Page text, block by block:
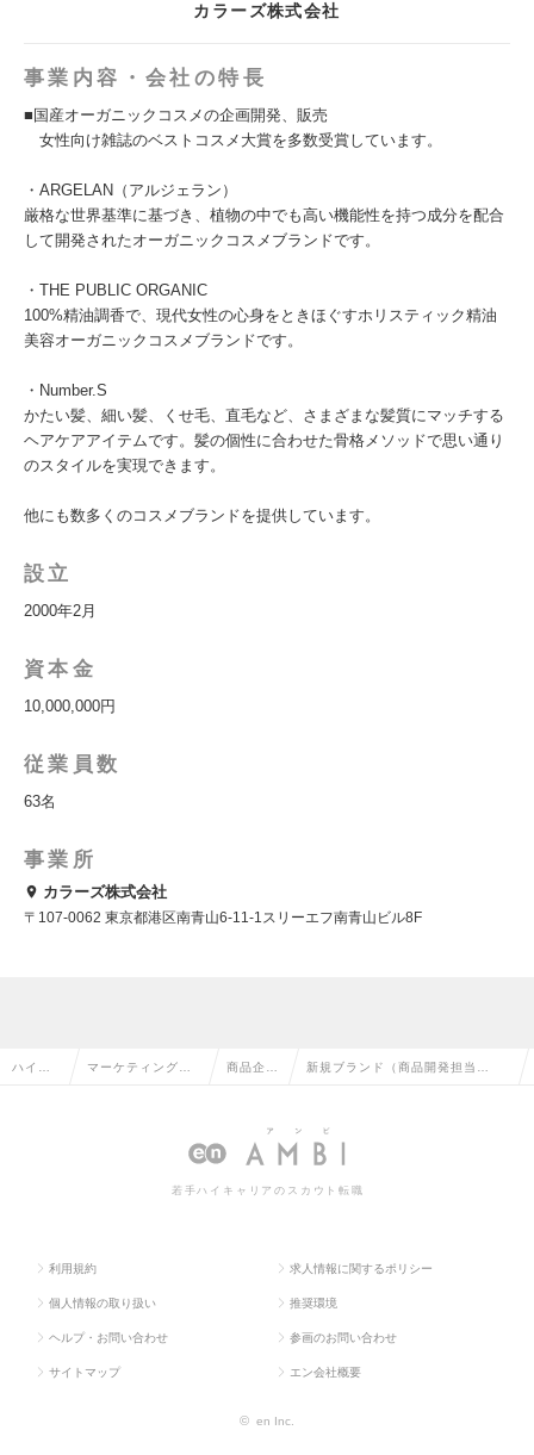
カラーズ株式会社
事業内容・会社の特長
■国産オーガニックコスメの企画開発、販売
女性向け雑誌のベストコスメ大賞を多数受賞しています。
・ARGELAN（アルジェラン）
厳格な世界基準に基づき、植物の中でも高い機能性を持つ成分を配合
して開発されたオーガニックコスメブランドです。
・THE PUBLIC ORGANIC
100%精油調香で、現代女性の心身をときほぐすホリスティック精油
美容オーガニックコスメブランドです。
・Number.S
かたい髪、細い髪、くせ毛、直毛など、さまざまな髪質にマッチする
ヘアケアアイテムです。髪の個性に合わせた骨格メソッドで思い通り
のスタイルを実現できます。
他にも数多くのコスメブランドを提供しています。
設立
2000年2月
資本金
10,000,000円
従業員数
63名
事業所
カラーズ株式会社
〒107-0062 東京都港区南青山6-11-1スリーエフ南青山ビル8F
ハイク マーケティング・ 商品企
の転職
新規ブランド（商品開発担当
日138日-の求人情報
若手ハイキャリアのスカウト転職
利用規約 求人情報に関するポリシー
個人情報の取り扱い 推奨環境
ヘルプ・お問い合わせ 参画のお問い合わせ
サイトマップ エン会社概要
© en Inc.